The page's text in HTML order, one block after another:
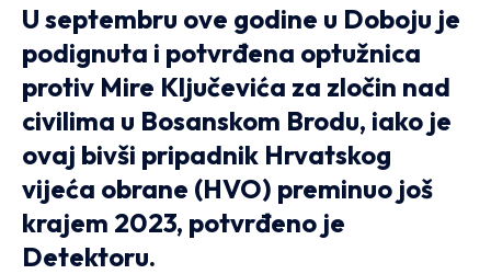
U septembru ove godine u Doboju je
podignuta i potvrđena optužnica
protiv Mire Ključevića za zločin nad
civilima u Bosanskom Brodu, iako je
ovaj bivši pripadnik Hrvatskog
vijeća obrane (HVO) preminuo još
krajem 2023, potvrđeno je
Detektoru.